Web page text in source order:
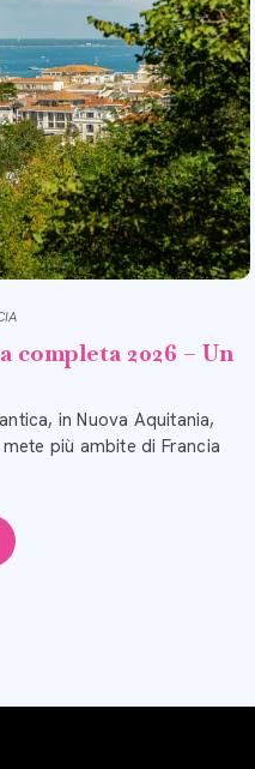
completa 2026 – Un
in Nuova Aquitania,
più ambite di Francia